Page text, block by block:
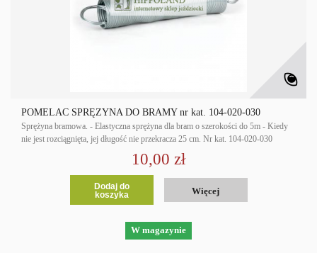
POMELAC SPRĘŻYNA DO BRAMY nr kat. 104-020-030
Sprężyna bramowa. - Elastyczna sprężyna dla bram o szerokości do 5m - Kiedy
nie jest rozciągnięta, jej długość nie przekracza 25 cm. Nr kat. 104-020-030
10,00 zł
Dodaj do
koszyka
Więcej
W magazynie